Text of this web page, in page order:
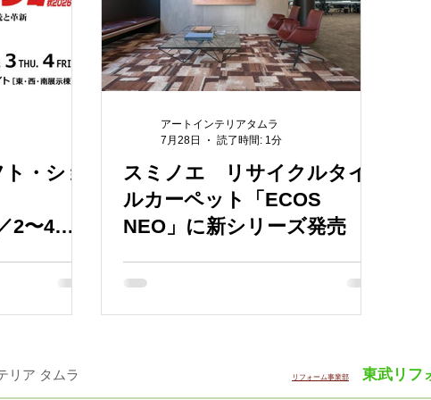
・ショ
2〜4に
スミノエ リサイクルタイ
ルカーペット「ECOS
NEO」に新シリーズ発売
アートインテリアタムラ
7月28日
読了時間: 1分
・インテリア タムラ リフォーム事業部 東武リフ